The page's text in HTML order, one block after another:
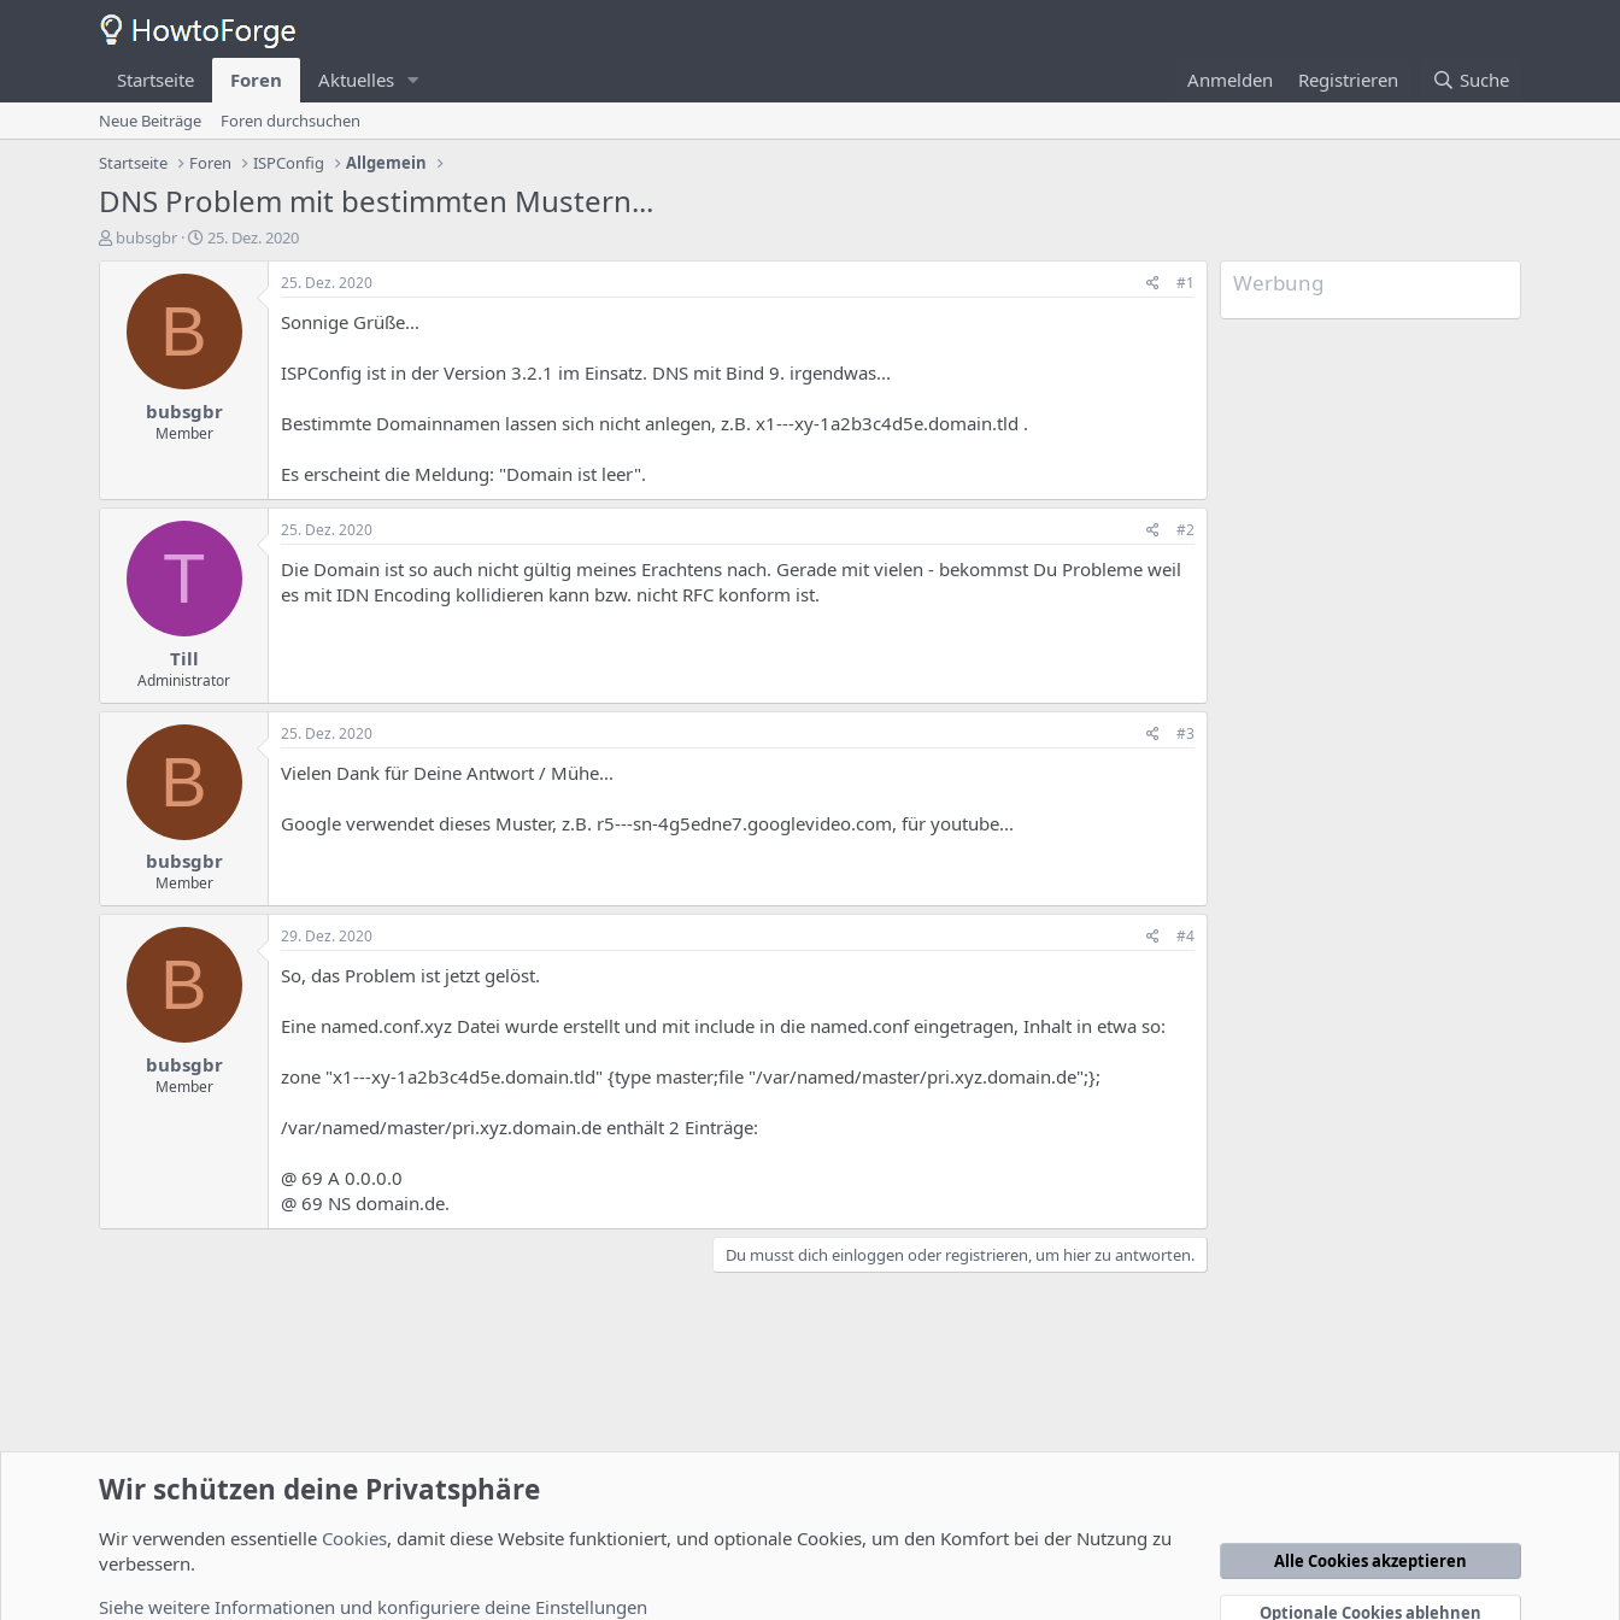
Startseite Foren Aktuelles Anmelden Registrieren Suche
Neue Beiträge
Foren durchsuchen
Startseite
Foren ISPConfig Allgemein
DNS Problem mit bestimmten Mustern...
E
T
m
bubsgbr
E
s
u
n
g
a
25. Dez. 2020
B
bubsgbr
Member
25. Dez. 2020 #1
Sonnige Grüße...
ISPConfig ist in der Version 3.2.1 im Einsatz. DNS mit Bind 9. irgendwas...
Bestimmte Domainnamen lassen sich nicht anlegen, z.B. x1---xy-1a2b3c4d5e.domain.tld .
Es erscheint die Meldung: "Domain ist leer".
T
Till
Administrator
25. Dez. 2020 #2
Die Domain ist so auch nicht gültig meines Erachtens nach. Gerade mit vielen - bekommst Du Probleme weil
es mit IDN Encoding kollidieren kann bzw. nicht RFC konform ist.
B
bubsgbr
Member
25. Dez. 2020 #3
Vielen Dank für Deine Antwort / Mühe...
Google verwendet dieses Muster, z.B. r5---sn-4g5edne7.googlevideo.com, für youtube...
B
bubsgbr
Member
29. Dez. 2020 #4
So, das Problem ist jetzt gelöst.
Eine named.conf.xyz Datei wurde erstellt und mit include in die named.conf eingetragen, Inhalt in etwa so:
zone "x1---xy-1a2b3c4d5e.domain.tld" {type master;file "/var/named/master/pri.xyz.domain.de";};
/var/named/master/pri.xyz.domain.de enthält 2 Einträge:
@ 69 A 0.0.0.0
@ 69 NS domain.de.
Du musst dich einloggen oder registrieren, um hier zu antworten.
Werbung
Startseite Foren ISPConfig Allgemein
Datenschutzerklärung Hilfe Startseite
Wir schützen deine Privatsphäre
Wir verwenden essentielle Cookies, damit diese Website funktioniert, und optionale Cookies, um den Komfort bei der Nutzung zu
verbessern.
Siehe weitere Informationen und konfiguriere deine Einstellungen
Alle Cookies akzeptieren
Optionale Cookies ablehnen